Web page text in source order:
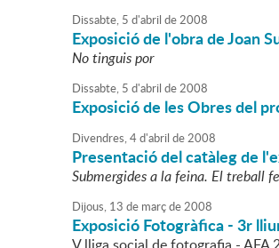
Dissabte, 5 d'abril de2008
Exposició de l'obra de Joan
No tinguis por
Dissabte, 5 d'abril de2008
Exposició de les Obres del
Divendres,4d'abril de2008
Presentació del catàleg de
Submergides a la feina. El treball
Dijous, 13 de marçde2008
Exposició Fotogràfica - 3r